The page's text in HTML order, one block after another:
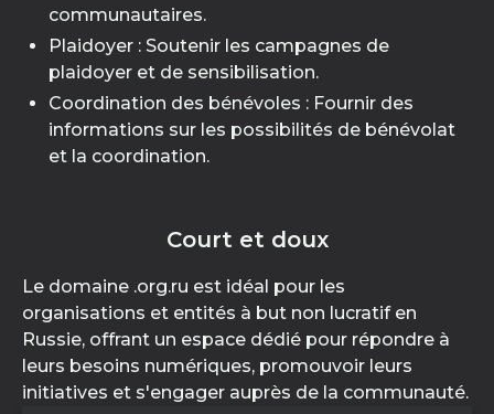
communautaires.
Plaidoyer : Soutenir les campagnes de
plaidoyer et de sensibilisation.
Coordination des bénévoles : Fournir des
informations sur les possibilités de bénévolat
et la coordination.
Court et doux
Le domaine .org.ru est idéal pour les
organisations et entités à but non lucratif en
Russie, offrant un espace dédié pour répondre à
leurs besoins numériques, promouvoir leurs
initiatives et s'engager auprès de la communauté.